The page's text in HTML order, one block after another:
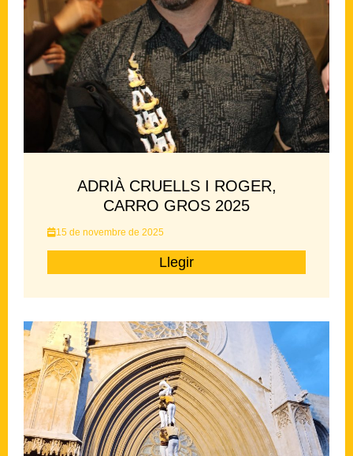
ADRIÀ CRUELLS I ROGER,
CARRO GROS 2025
15 de novembre de 2025
Llegir